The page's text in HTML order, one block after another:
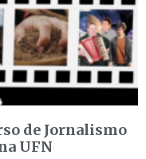
de Jornalismo
UFN